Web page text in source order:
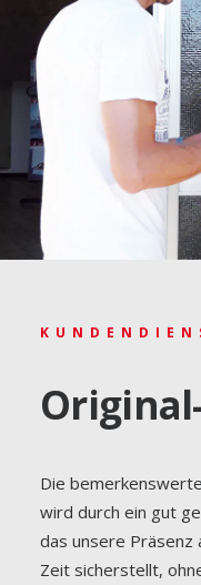
Wir
ganzen
Es ist bekannt, dass
immer effizient sind
Kunden weiterhin
geerntet werden
Garantierte
Zusätzlich zu der
Unterstützung an,
Maschinen an neue
Die
wird durch ein gut
das unsere Präsenz
Zeit sicherstellt,